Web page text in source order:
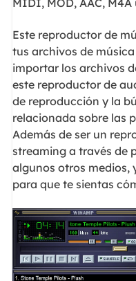
Este reproductor de
tus archivos de
importar los archivos
este reproductor de
de reproducción y la
relacionada sobre las
Además de ser un
streaming a través de
algunos otros medios,
para que te sientas